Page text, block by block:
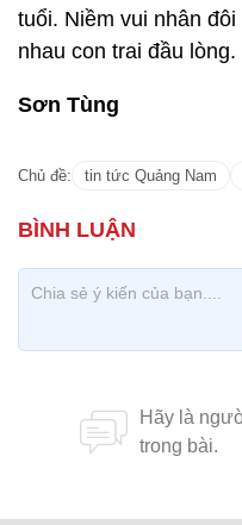
tuổi. Niềm vui nhân
nhau con trai đầu lòng.
Sơn Tùng
Chủ đề: tin tức Quảng Nam